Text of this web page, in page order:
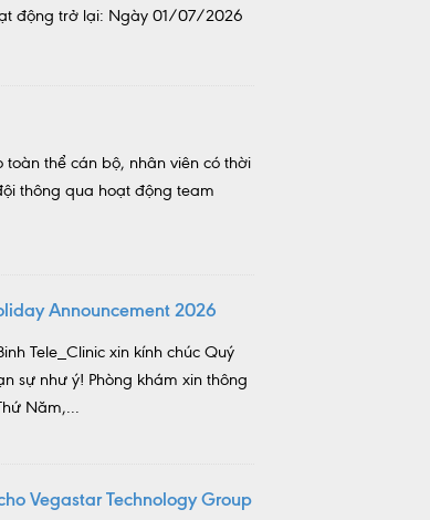
động trở lại: Ngày 01/07/2026
thể cán bộ, nhân viên có thời
thông qua hoạt động team
Announcement 2026
Tele_Clinic xin kính chúc Quý
sự như ý! Phòng khám xin thông
Năm,...
Vegastar Technology Group